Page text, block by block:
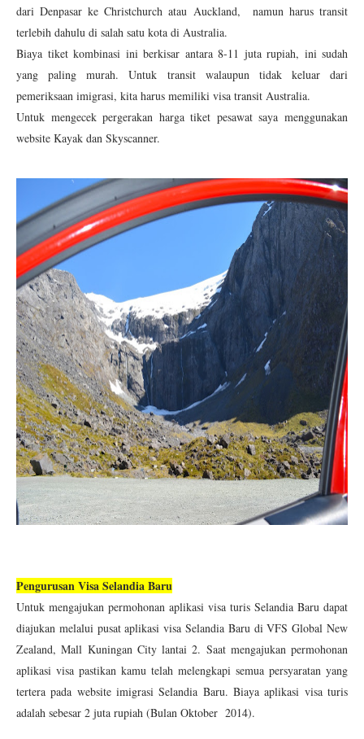
dari Denpasar ke Christchurch atau Auckland, namun harus transit
terlebih dahulu di salah satu kota di Australia.
Biaya tiket kombinasi ini berkisar antara 8-11 juta rupiah, ini sudah
yang paling murah. Untuk transit walaupun tidak keluar dari
pemeriksaan imigrasi, kita harus memiliki visa transit Australia.
Untuk mengecek pergerakan harga tiket pesawat saya menggunakan
website Kayak dan Skyscanner.
Pengurusan Visa Selandia Baru
Untuk mengajukan permohonan aplikasi visa turis Selandia Baru dapat
diajukan melalui pusat aplikasi visa Selandia Baru di VFS Global New
Zealand, Mall Kuningan City lantai 2. Saat mengajukan permohonan
aplikasi visa pastikan kamu telah melengkapi semua persyaratan yang
tertera pada website imigrasi Selandia Baru. Biaya aplikasi visa turis
adalah sebesar 2 juta rupiah (Bulan Oktober 2014).